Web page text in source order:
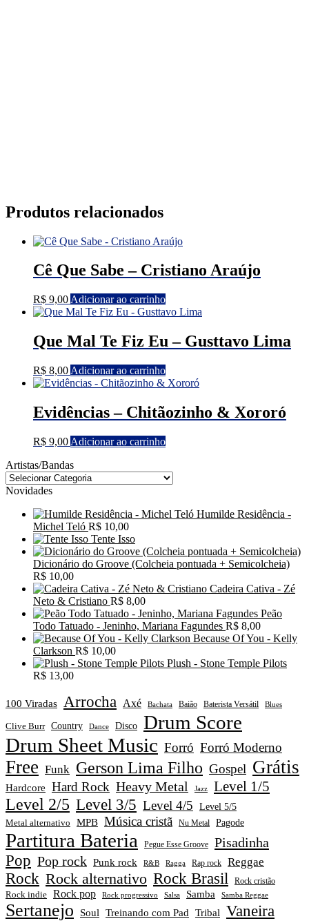
Produtos relacionados
Cê Que Sabe – Cristiano Araújo
R$ 9,00 Adicionar ao carrinho
Que Mal Te Fiz Eu – Gusttavo Lima
R$ 8,00 Adicionar ao carrinho
Evidências – Chitãozinho & Xororó
R$ 9,00 Adicionar ao carrinho
Artistas/Bandas
Novidades
Humilde Residência -
Michel Teló R$ 10,00
Tente Isso
Dicionário do Groove (Colcheia pontuada + Semicolcheia)
R$ 10,00
Cadeira Cativa - Zé
Neto & Cristiano R$ 8,00
Peão
Todo Tatuado - Jeninho, Mariana Fagundes R$ 8,00
Because Of You - Kelly
Clarkson R$ 10,00
Plush - Stone Temple Pilots
R$ 13,00
100 Viradas Arrocha Axé Bachata Baião Baterista Versátil Blues
Clive Burr Country Dance Disco Drum Score
Drum Sheet Music Forró Forró Moderno
Free Funk Gerson Lima Filho Gospel Grátis
Hardcore Hard Rock Heavy Metal Jazz Level 1/5
Level 2/5 Level 3/5 Level 4/5 Level 5/5
Metal alternativo MPB Música cristã Nu Metal Pagode
Partitura Bateria Pegue Esse Groove Pisadinha
Pop Pop rock Punk rock R&B Ragga Rap rock Reggae
Rock Rock alternativo Rock Brasil Rock cristão
Rock indie Rock pop Rock progressivo Salsa Samba Samba Reggae
Sertanejo Soul Treinando com Pad Tribal Vaneira